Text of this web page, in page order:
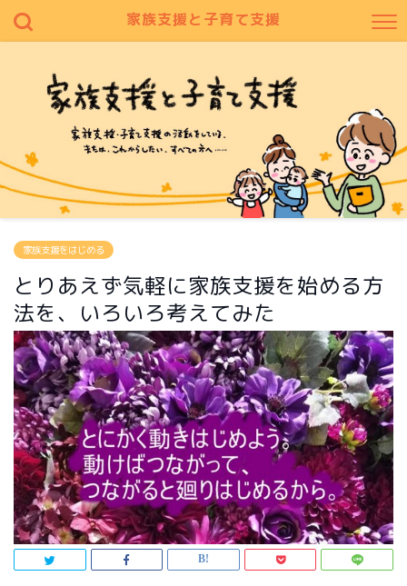
家族支援と子育て支援
家族支援をはじめる
とりあえず気軽に家族支援を始める方
法を、いろいろ考えてみた